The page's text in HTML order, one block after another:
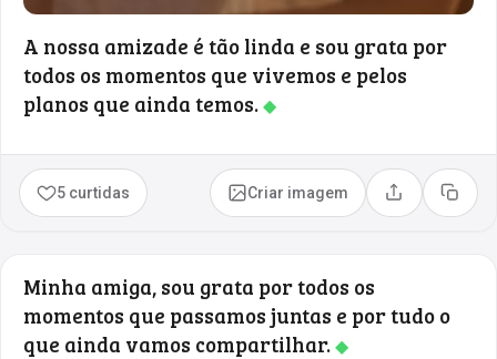
A nossa amizade é tão linda e sou grata por
todos os momentos que vivemos e pelos
planos que ainda temos.◆
5 curtidas Criar imagem Compartilhar
Copiar
Minha amiga, sou grata por todos os
momentos que passamos juntas e por tudo o
que ainda vamos compartilhar.◆